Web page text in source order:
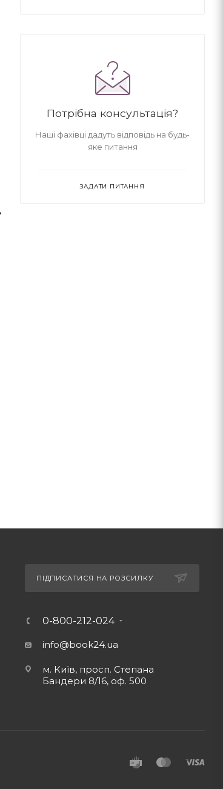
Потрібна консультація?
Наші фахівці дадуть відповідь на будь-
яке питання
ЗАДАТИ ПИТАННЯ
ПІДПИСАТИСЯ НА РОЗСИЛКУ
0-800-212-024
info@book24.ua
м. Київ, просп. Степана
Бандери 8/16, оф. 500